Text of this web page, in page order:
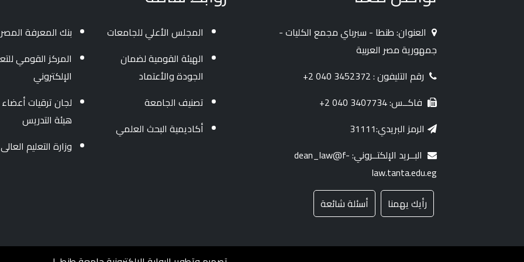
العنوان: طنطا - سبرباي مجمع الكليات -
جمهورية مصر العربية
رقم التليفون : 3452372 040 2+
فاكــس: 3407734 040 2+
الرمز البريدي:31111
البــريد الإلكتــروني: dean_law@f-
law.tanta.edu.eg
رأيك يهمنا
أسئلة شائعة
المجلس الأعلي للجامعات
الهيئة القومية لضمان
الجودة والأعتماد
تصنيف الجامعة
أكاديمية البحث العلمي
بنك المعرفة
المركز القومي
الإلكتروني
لجان ترقيات أعضاء
هيئة التدريس
وزارة التعليم العالى